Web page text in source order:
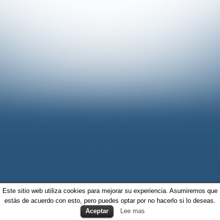
Este sitio web utiliza cookies para mejorar su experiencia. Asumiremos que
estás de acuerdo con esto, pero puedes optar por no hacerlo si lo deseas.
Aceptar
Lee mas